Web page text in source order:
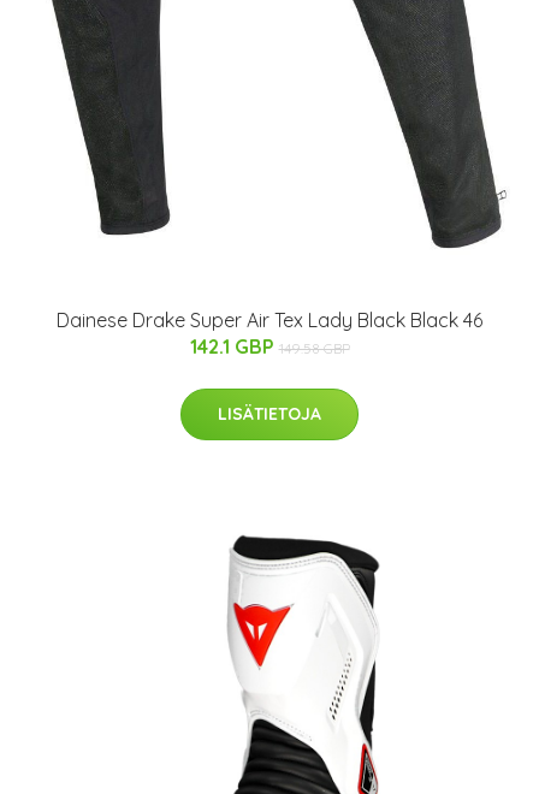
Dainese Drake Super Air Tex Lady Black Black 46
142.1 GBP 149.58 GBP
LISÄTIETOJA